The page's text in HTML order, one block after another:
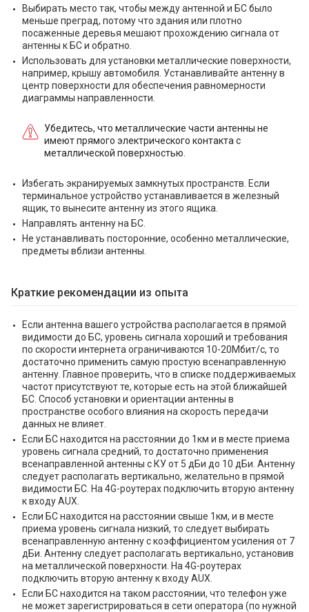
Выбирать место так, чтобы между антенной и БС было
меньше преград, потому что здания или плотно
посаженные деревья мешают прохождению сигнала от
антенны к БС и обратно.
Использовать для установки металлические поверхности,
например, крышу автомобиля. Устанавливайте антенну в
центр поверхности для обеспечения равномерности
диаграммы направленности.
Убедитесь, что металлические части антенны не
имеют прямого электрического контакта с
металлической поверхностью.
Избегать экранируемых замкнутых пространств. Если
терминальное устройство устанавливается в железный
ящик, то вынесите антенну из этого ящика.
Направлять антенну на БС.
Не устанавливать посторонние, особенно металлические,
предметы вблизи антенны.
Краткие рекомендации из опыта
Если антенна вашего устройства располагается в прямой
видимости до БС, уровень сигнала хороший и требования
по скорости интернета ограничиваются 10-20Мбит/с, то
достаточно применить самую простую всенаправленную
антенну. Главное проверить, что в списке поддерживаемых
частот присутствуют те, которые есть на этой ближайшей
БС. Способ установки и ориентации антенны в
пространстве особого влияния на скорость передачи
данных не влияет.
Если БС находится на расстоянии до 1км и в месте приема
уровень сигнала средний, то достаточно применения
всенаправленной антенны с КУ от 5 дБи до 10 дБи. Антенну
следует располагать вертикально, желательно в прямой
видимости БС. На 4G-роутерах подключить вторую антенну
к входу AUX.
Если БС находится на расстоянии свыше 1км, и в месте
приема уровень сигнала низкий, то следует выбирать
всенаправленную антенну с коэффициентом усиления от 7
дБи. Антенну следует располагать вертикально, установив
на металлической поверхности. На 4G-роутерах
подключить вторую антенну к входу AUX.
Если БС находится на таком расстоянии, что телефон уже
не может зарегистрироваться в сети оператора (по нужной